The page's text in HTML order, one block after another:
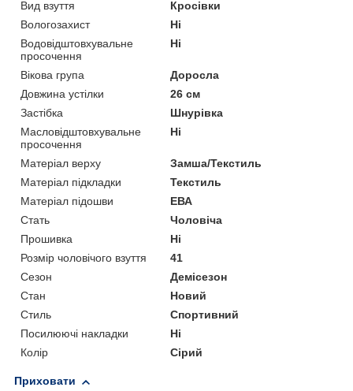
Вид взуття
Кросівки
Вологозахист
Ні
Водовідштовхувальне
просочення
Ні
Вікова група
Доросла
Довжина устілки
26 см
Застібка
Шнурівка
Масловідштовхувальне
просочення
Ні
Матеріал верху
Замша/Текстиль
Матеріал підкладки
Текстиль
Матеріал підошви
ЕВА
Стать
Чоловіча
Прошивка
Ні
Розмір чоловічого взуття
41
Сезон
Демісезон
Стан
Новий
Стиль
Спортивний
Посилюючі накладки
Ні
Колір
Сірий
Приховати